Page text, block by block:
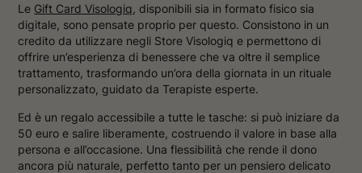
Le Gift Card Visologiq, disponibili sia in formato fisico sia
digitale, sono pensate proprio per questo. Consistono in un
credito da utilizzare negli Store Visologiq e permettono di
offrire un’esperienza di benessere che va oltre il semplice
trattamento, trasformando un’ora della giornata in un rituale
personalizzato, guidato da Terapiste esperte.
Ed è un regalo accessibile a tutte le tasche: si può iniziare da
50 euro e salire liberamente, costruendo il valore in base alla
persona e all’occasione. Una flessibilità che rende il dono
ancora più naturale, perfetto tanto per un pensiero delicato